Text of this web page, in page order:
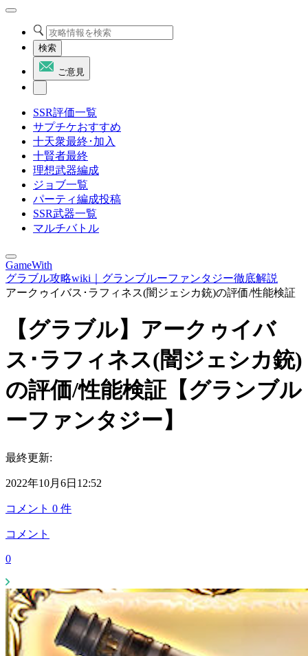
検索
ご意見
SSR評価一覧
サプチケおすすめ
十天衆最終･加入
十賢者最終
理想武器編成
ジョブ一覧
パーティ編成投稿
SSR武器一覧
マルチバトル
GameWith
グラブル攻略wiki｜グランブルーファンタジー徹底解説
アークゥイバス･ラフィネス(闇ジェシカ銃)の評価/性能検証
【グラブル】アークゥイバ
ス･ラフィネス(闇ジェシカ銃)
の評価/性能検証【グランブル
ーファンタジー】
最終更新:
2022年10月6日12:52
コメント 0 件
コメント
0